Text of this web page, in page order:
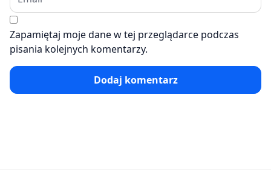
Zapamiętaj moje dane w tej przeglądarce podczas
pisania kolejnych komentarzy.
Dodaj komentarz